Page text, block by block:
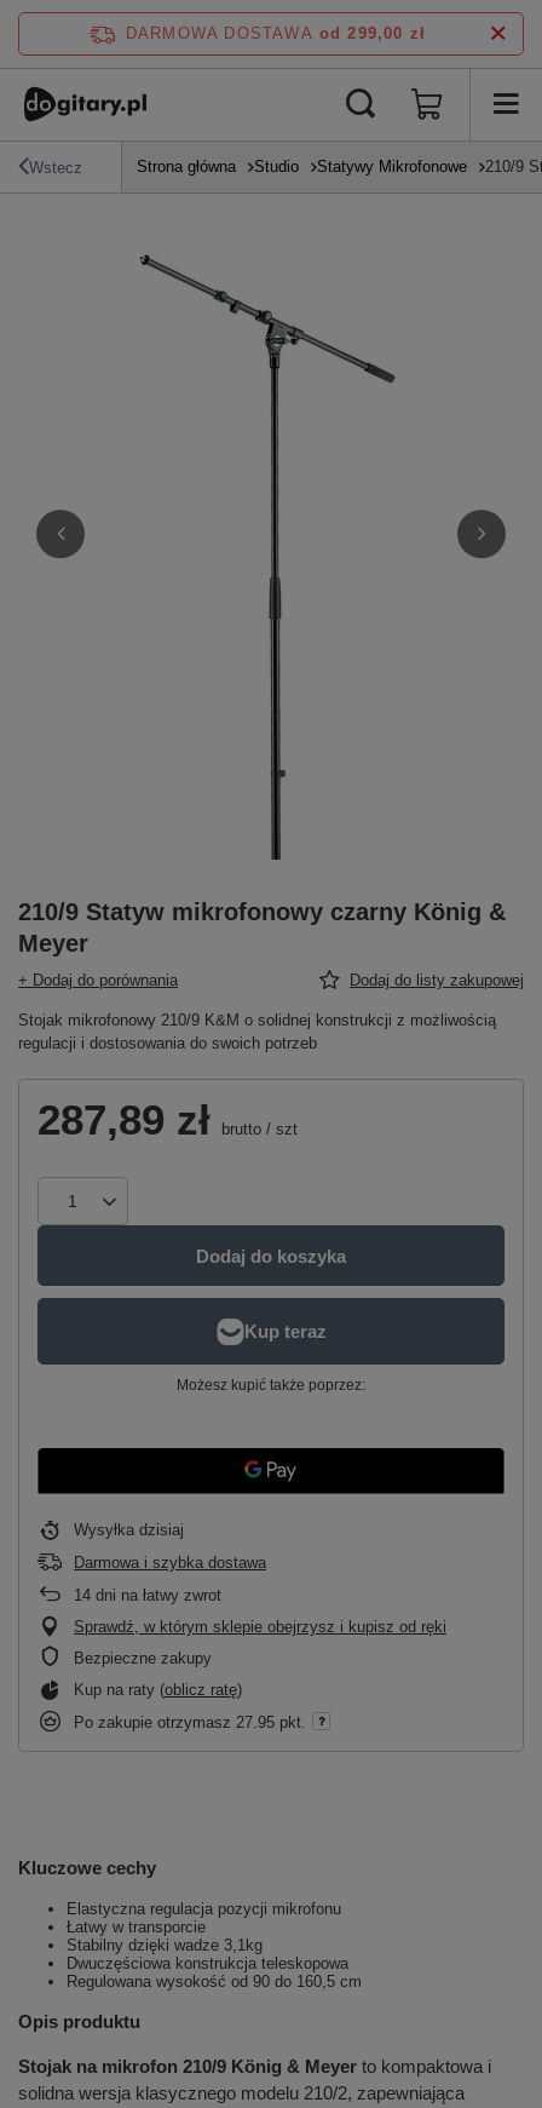
DARMOWA DOSTAWA od 299,00 zł
Wstecz Strona główna Studio Statywy Mikrofonowe 210/9
210/9 Statyw mikrofonowy czarny König &
Meyer
+ Dodaj do porównania Dodaj do listy zakupowej
Stojak mikrofonowy 210/9 K&M o solidnej konstrukcji z możliwością
regulacji i dostosowania do swoich potrzeb
287,89 zł brutto / szt
Dodaj do koszyka
Możesz kupić także poprzez:
Wysyłka dzisiaj
Darmowa i szybka dostawa
14 dni na łatwy zwrot
Sprawdź, w którym sklepie obejrzysz i kupisz od ręki
Bezpieczne zakupy
Kup na raty (oblicz ratę)
Po zakupie otrzymasz 27.95 pkt.
Kluczowe cechy
Elastyczna regulacja pozycji mikrofonu
Łatwy w transporcie
Stabilny dzięki wadze 3,1kg
Dwuczęściowa konstrukcja teleskopowa
Regulowana wysokość od 90 do 160,5 cm
Opis produktu
Stojak na mikrofon 210/9 König & Meyer to kompaktowa i
solidna wersja klasycznego modelu 210/2, zapewniająca